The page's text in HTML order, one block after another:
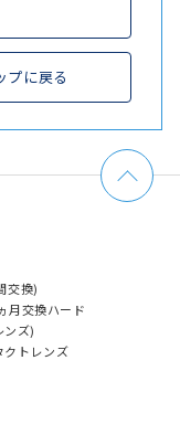
プに戻る
交換)
月交換ハード
ンズ)
クトレンズ